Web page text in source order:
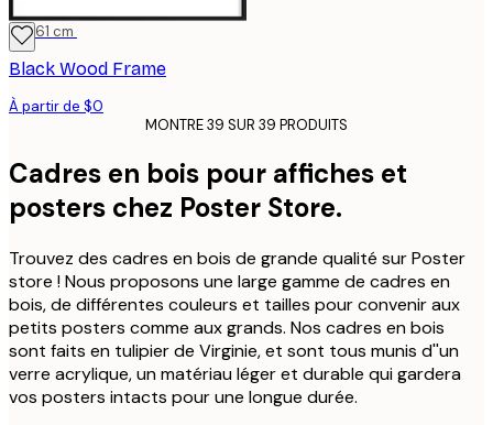
46x61 cm
Black Wood Frame
À partir de $0
MONTRE 39 SUR 39 PRODUITS
Cadres en bois pour affiches et
posters chez Poster Store.
Trouvez des cadres en bois de grande qualité sur Poster
store ! Nous proposons une large gamme de cadres en
bois, de différentes couleurs et tailles pour convenir aux
petits posters comme aux grands. Nos cadres en bois
sont faits en tulipier de Virginie, et sont tous munis d''un
verre acrylique, un matériau léger et durable qui gardera
vos posters intacts pour une longue durée.